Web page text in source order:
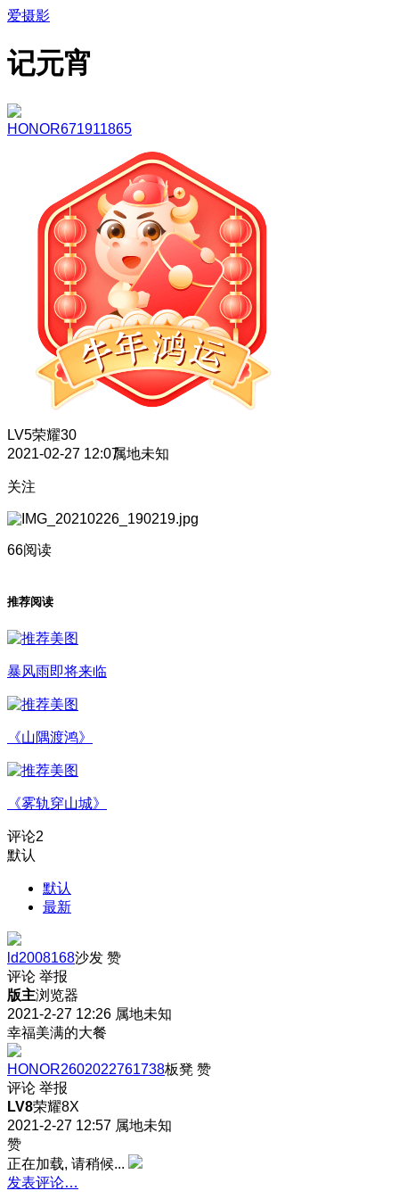
爱摄影
记元宵
HONOR671911865
LV5荣耀30
2021-02-27 12:07属地未知
关注
66阅读
推荐阅读
暴风雨即将来临
《山隅渡鸿》
《雾轨穿山城》
评论2
默认
默认
最新
ld2008168沙发 赞
评论 举报
版主浏览器
2021-2-27 12:26 属地未知
幸福美满的大餐
HONOR2602022761738板凳 赞
评论 举报
LV8荣耀8X
2021-2-27 12:57 属地未知
赞
正在加载, 请稍候...
发表评论…